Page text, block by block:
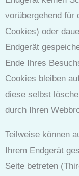
vorübergehend für
Cookies) oder
Endgerät
Ende Ihres
Cookies bleiben
diese selbst
durch Ihren
Teilweise können
Ihrem Endgerät
Seite betreten